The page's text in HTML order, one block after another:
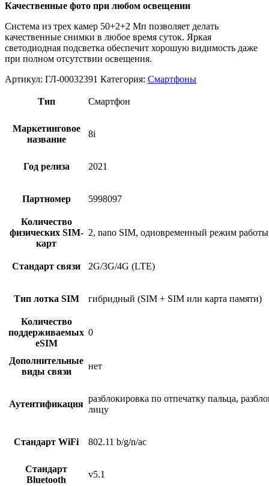
Качественные фото при любом освещении
Система из трех камер 50+2+2 Мп позволяет делать
качественные снимки в любое время суток. Яркая
светодиодная подсветка обеспечит хорошую видимость даже
при полном отсутствии освещения.
Артикул: ГЛ-00032391 Категория: Смартфоны
Тип Смартфон
Маркетинговое
название
8i
Год релиза 2021
Партномер 5998097
Количество
физических SIM-
карт
2, nano SIM, одновременный режим работы
Стандарт связи 2G/3G/4G (LTE)
Тип лотка SIM гибридный (SIM + SIM или карта памяти)
Количество
поддерживаемых
eSIM
0
Дополнительные
виды связи
нет
Аутентификация
разблокировка по отпечатку пальца,
лицу
Стандарт WiFi 802.11 b/g/n/ac
Стандарт
Bluetooth
v5.1